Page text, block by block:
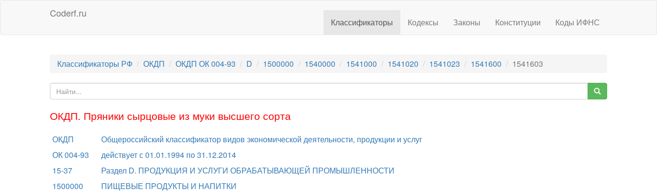
Coderf.ru
Классификаторы Кодексы Законы Конституции Коды ИФНС
Классификаторы РФ ОКДП ОКДП ОК 004-93 D 1500000 1540000 1541000 1541020 1541023 1541600 1541603
ОКДП. Пряники сырцовые из муки высшего сорта
ОКДП
Общероссийский классификатор видов экономической деятельности, продукции и услуг
ОК 004-93
действует с 01.01.1994 по 31.12.2014
15-37
Раздел D. ПРОДУКЦИЯ И УСЛУГИ ОБРАБАТЫВАЮЩЕЙ ПРОМЫШЛЕННОСТИ
1500000
ПИЩЕВЫЕ ПРОДУКТЫ И НАПИТКИ